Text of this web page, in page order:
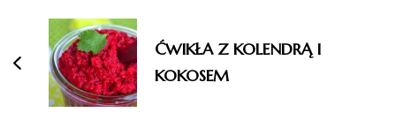
wpisu
ĆWIKŁA Z KOLENDRĄ I
KOKOSEM